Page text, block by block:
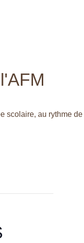
scolaire, au rythme de